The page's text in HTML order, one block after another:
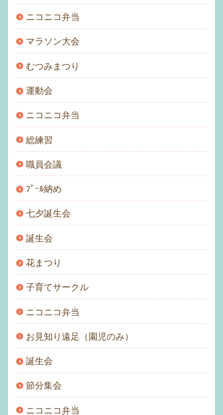
ニコニコ弁当
マラソン大会
むつみまつり
運動会
ニコニコ弁当
総練習
職員会議
ﾌﾟｰﾙ納め
七夕誕生会
誕生会
花まつり
子育てサークル
ニコニコ弁当
お見知り遠足（園児のみ）
誕生会
節分集会
ニコニコ弁当